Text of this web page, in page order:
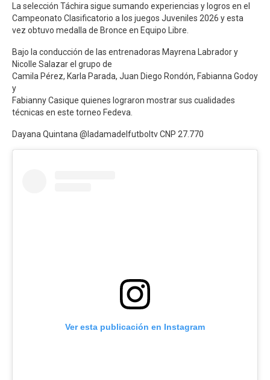
La selección Táchira sigue sumando experiencias y logros en el
Campeonato Clasificatorio a los juegos Juveniles 2026 y esta
vez obtuvo medalla de Bronce en Equipo Libre.
Bajo la conducción de las entrenadoras Mayrena Labrador y
Nicolle Salazar el grupo de
Camila Pérez, Karla Parada, Juan Diego Rondón, Fabianna Godoy
y
Fabianny Casique quienes lograron mostrar sus cualidades
técnicas en este torneo Fedeva.
Dayana Quintana @ladamadelfutboltv CNP 27.770
Ver esta publicación en Instagram